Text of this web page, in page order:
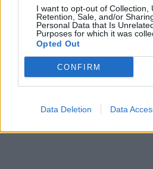
I want to opt-out of Collection,
Retention, Sale, and/or
Personal Data that Is
Purposes for which it was
Opted Out
CONFIRM
Data Deletion Data
[ΠΗΓΗ]